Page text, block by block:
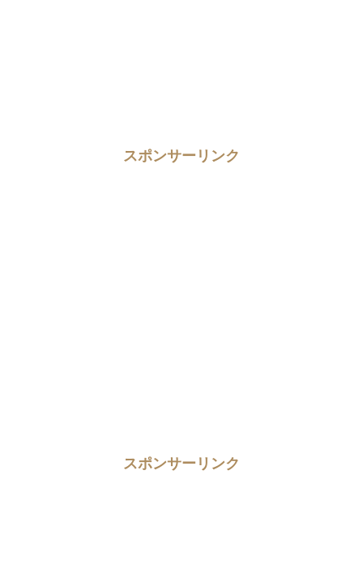
スポンサーリンク
スポンサーリンク